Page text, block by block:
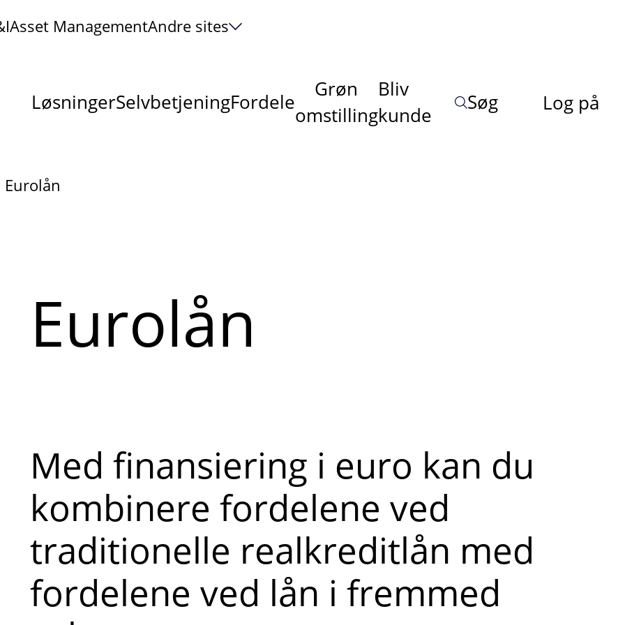
Asset ManagementAndre sites
LøsningerSelvbetjeningFordele
Grøn
omstilling
Bliv
kunde
Søg Log på
Eurolån
Eurolån
Med finansiering i euro kan du
kombinere fordelene ved
traditionelle realkreditlån med
fordelene ved lån i fremmed